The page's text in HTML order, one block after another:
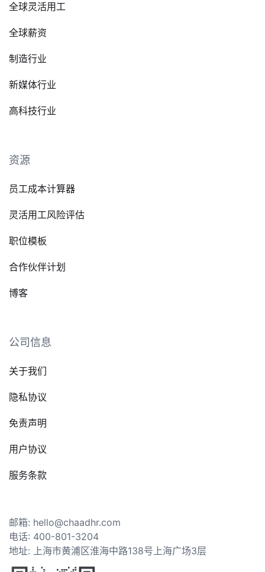
全球灵活用工
全球薪资
制造行业
新媒体行业
高科技行业
资源
员工成本计算器
灵活用工风险评估
职位模板
合作伙伴计划
博客
公司信息
关于我们
隐私协议
免责声明
用户协议
服务条款
邮箱: hello@chaadhr.com
电话: 400-801-3204
地址: 上海市黄浦区淮海中路138号上海广场3层